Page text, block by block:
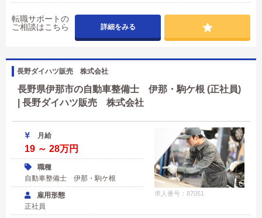
転職サポートの
ご相談はこちら
詳細をみる
長野ダイハツ販売 株式会社
長野県伊那市の自動車整備士 伊那・駒ケ根 (正社員)
| 長野ダイハツ販売 株式会社
求人番号：87051
月給
19 ～ 28万円
職種
自動車整備士 伊那・駒ケ根
雇用形態
正社員